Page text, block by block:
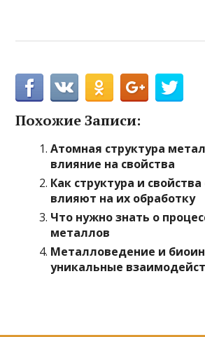
Похожие Записи:
Атомная структура
влияние на свойства
Как структура и
влияют на их обработку
Что нужно знать о
металлов
Металловедение и
уникальные